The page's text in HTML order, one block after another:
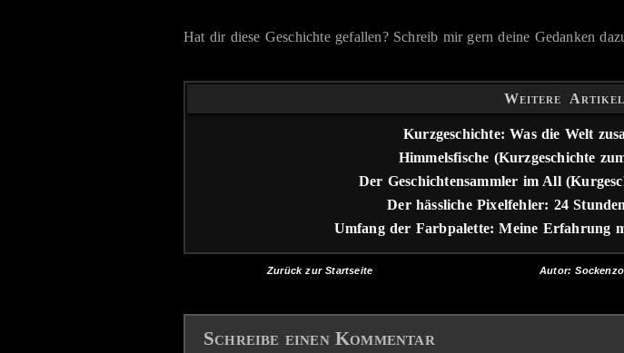
Hat dir diese Geschichte gefallen? Schreib mir gern deine Gedanken
Weitere
Kurzgeschichte: Was die Welt
Himmelsfische (Kurzgeschichte
Der Geschichtensammler im All
Der hässliche Pixelfehler: 24
Umfang der Farbpalette: Meine Erfahrung
Zurück zur Startseite Autor:
Schreibe einen Kommentar